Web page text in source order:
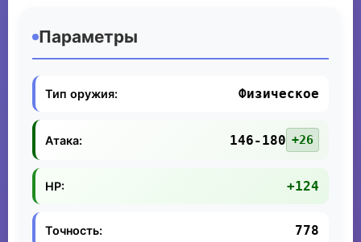
Параметры
Тип оружия: Физическое
Атака: 146-180 +26
HP: +124
Точность: 778